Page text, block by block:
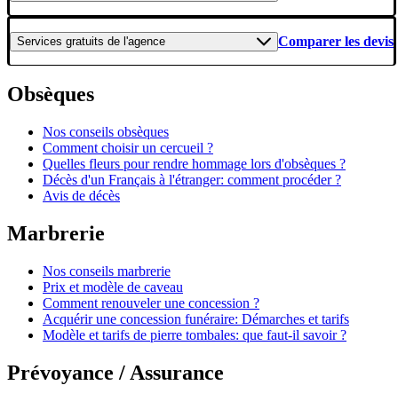
Services gratuits de l'agence Comparer les devis
Obsèques
Nos conseils obsèques
Comment choisir un cercueil ?
Quelles fleurs pour rendre hommage lors d'obsèques ?
Décès d'un Français à l'étranger: comment procéder ?
Avis de décès
Marbrerie
Nos conseils marbrerie
Prix et modèle de caveau
Comment renouveler une concession ?
Acquérir une concession funéraire: Démarches et tarifs
Modèle et tarifs de pierre tombales: que faut-il savoir ?
Prévoyance / Assurance